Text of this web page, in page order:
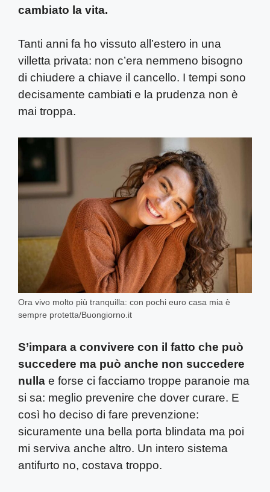
cambiato la vita.
Tanti anni fa ho vissuto all’estero in una
villetta privata: non c’era nemmeno bisogno
di chiudere a chiave il cancello. I tempi sono
decisamente cambiati e la prudenza non è
mai troppa.
Ora vivo molto più tranquilla: con pochi euro casa mia è
sempre protetta/Buongiorno.it
S’impara a convivere con il fatto che può
succedere ma può anche non succedere
nulla e forse ci facciamo troppe paranoie ma
si sa: meglio prevenire che dover curare. E
così ho deciso di fare prevenzione:
sicuramente una bella porta blindata ma poi
mi serviva anche altro. Un intero sistema
antifurto no, costava troppo.